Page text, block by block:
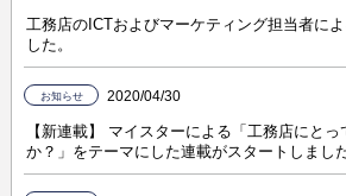
工務店のICTおよびマーケティング担当者に
した。
お知らせ 2020/04/30
【新連載】 マイスターによる「工務店にとっ
か？」をテーマにした連載がスタートしました